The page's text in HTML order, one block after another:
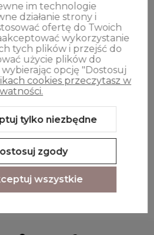
Szablon Shoper Modern 3.0™
im technologie
działanie strony i
ofertę do Twoich
wykorzystanie
tych plików i przejść do
użycie plików do
opcję "Dostosuj
cookies przeczytasz w
tylko niezbędne
zgody
wszystkie